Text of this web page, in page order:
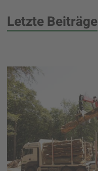
Letzte Beiträge